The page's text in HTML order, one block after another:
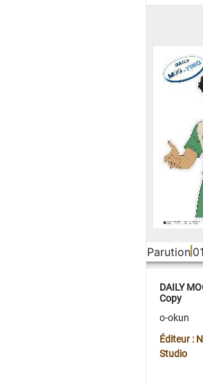
Parution
DAILY
Copy
o-okun
Éditeur :
Studio